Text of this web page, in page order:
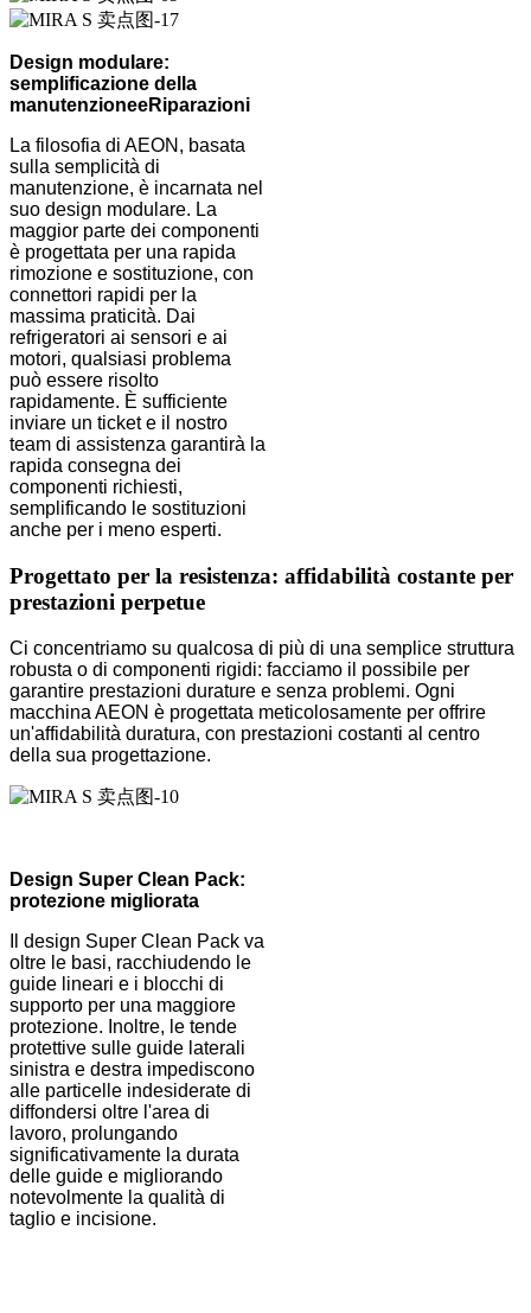
Design modulare:
semplificazione della
manutenzioneeRiparazioni
La filosofia di AEON, basata
sulla semplicità di
manutenzione, è incarnata nel
suo design modulare. La
maggior parte dei componenti
è progettata per una rapida
rimozione e sostituzione, con
connettori rapidi per la
massima praticità. Dai
refrigeratori ai sensori e ai
motori, qualsiasi problema
può essere risolto
rapidamente. È sufficiente
inviare un ticket e il nostro
team di assistenza garantirà la
rapida consegna dei
componenti richiesti,
semplificando le sostituzioni
anche per i meno esperti.
Progettato per la resistenza: affidabilità costante per
prestazioni perpetue
Ci concentriamo su qualcosa di più di una semplice struttura
robusta o di componenti rigidi: facciamo il possibile per
garantire prestazioni durature e senza problemi. Ogni
macchina AEON è progettata meticolosamente per offrire
un'affidabilità duratura, con prestazioni costanti al centro
della sua progettazione.
Design Super Clean Pack:
protezione migliorata
Il design Super Clean Pack va
oltre le basi, racchiudendo le
guide lineari e i blocchi di
supporto per una maggiore
protezione. Inoltre, le tende
protettive sulle guide laterali
sinistra e destra impediscono
alle particelle indesiderate di
diffondersi oltre l'area di
lavoro, prolungando
significativamente la durata
delle guide e migliorando
notevolmente la qualità di
taglio e incisione.